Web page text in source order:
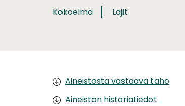
Kokoelma Lajit
Aineistosta vastaava taho
Aineiston historiatiedot